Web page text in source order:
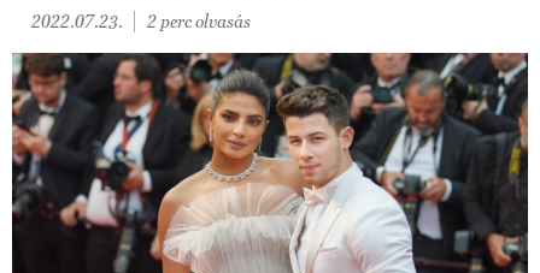
2022.07.23. 2 perc olvasás